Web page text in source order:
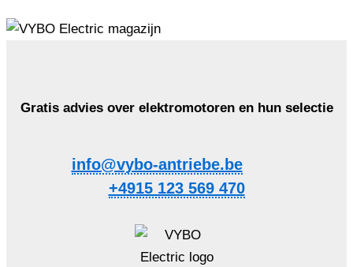
Gratis advies over elektromotoren en hun selectie
info@vybo-antriebe.be
+4915 123 569 470